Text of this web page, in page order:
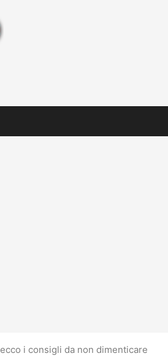
i consigli da non dimenticare